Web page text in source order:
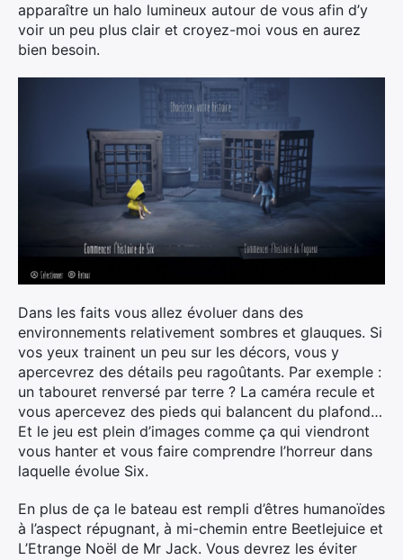
apparaître un halo lumineux autour de vous afin d’y
voir un peu plus clair et croyez-moi vous en aurez
bien besoin.
Dans les faits vous allez évoluer dans des
environnements relativement sombres et glauques. Si
vos yeux trainent un peu sur les décors, vous y
apercevrez des détails peu ragoûtants. Par exemple :
un tabouret renversé par terre ? La caméra recule et
vous apercevez des pieds qui balancent du plafond…
Et le jeu est plein d’images comme ça qui viendront
vous hanter et vous faire comprendre l’horreur dans
laquelle évolue Six.
En plus de ça le bateau est rempli d’êtres humanoïdes
à l’aspect répugnant, à mi-chemin entre Beetlejuice et
L’Etrange Noël de Mr Jack. Vous devrez les éviter